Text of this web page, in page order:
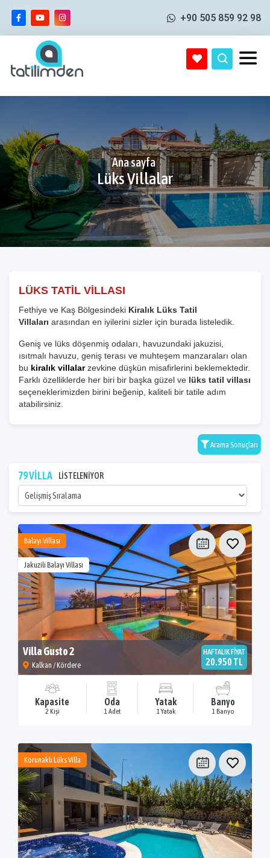
+90 505 859 92 98
Ana sayfa
Lüks Villalar
LÜKS TATİL VİLLASI
Fethiye ve Kaş Bölgesindeki Kiralık Lüks Tatil
Villaları arasından en iyilerini sizler için burada listeledik.
Geniş ve lüks döşenmiş odaları, havuzundaki jakuzisi,
ısıtmalı havuzu, geniş terası ve muhteşem manzaraları olan
bu kiralık villalarzevkine düşkün misafirlerini beklemektedir.
Farklı özelliklerde her biri bir başka güzel ve lüks tatil villası
seçeneklerimizden birini beğenip, kaliteli bir tatile adım
atabilirsiniz.
Arama Sonuçları
79 VİLLA LİSTELENİYOR
Balayı Villası
Jakuzili Balayı Villası
Villa Gusto 2
Kalkan / Kördere
HAFTALIK FİYAT
20.950 TL
Kapasite
2 Kişi
Oda
1 Adet
Yatak
1 Yatak
Banyo
1 Banyo
Korunaklı Lüks Villa